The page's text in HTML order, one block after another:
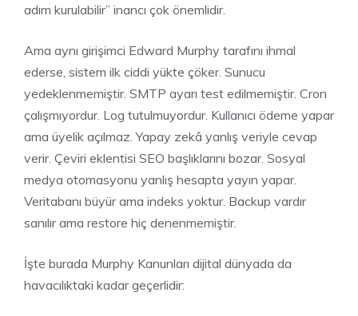
adım kurulabilir” inancı çok önemlidir.
Ama aynı girişimci Edward Murphy tarafını ihmal
ederse, sistem ilk ciddi yükte çöker. Sunucu
yedeklenmemiştir. SMTP ayarı test edilmemiştir. Cron
çalışmıyordur. Log tutulmuyordur. Kullanıcı ödeme yapar
ama üyelik açılmaz. Yapay zekâ yanlış veriyle cevap
verir. Çeviri eklentisi SEO başlıklarını bozar. Sosyal
medya otomasyonu yanlış hesapta yayın yapar.
Veritabanı büyür ama indeks yoktur. Backup vardır
sanılır ama restore hiç denenmemiştir.
İşte burada Murphy Kanunları dijital dünyada da
havacılıktaki kadar geçerlidir: